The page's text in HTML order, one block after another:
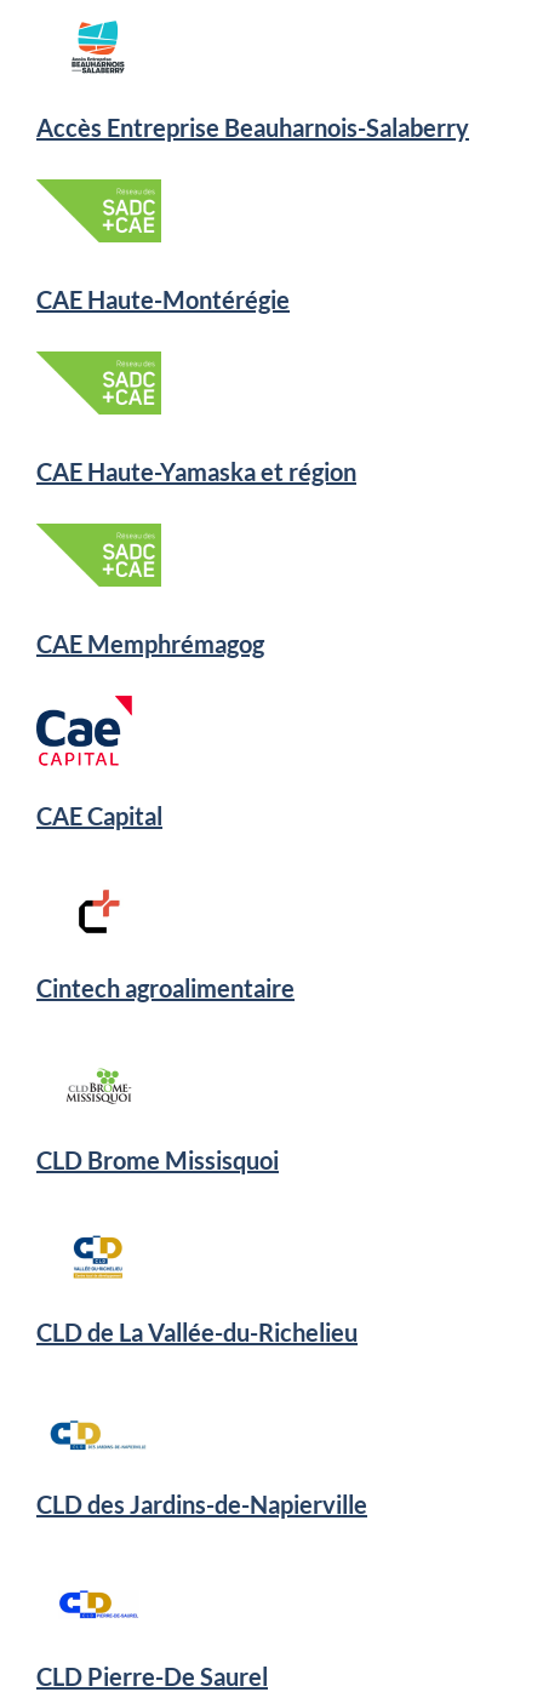
Accès Entreprise Beauharnois-Salaberry
CAE Haute-Montérégie
CAE Haute-Yamaska et région
CAE Memphrémagog
CAE Capital
Cintech agroalimentaire
CLD Brome Missisquoi
CLD de La Vallée-du-Richelieu
CLD des Jardins-de-Napierville
CLD Pierre-De Saurel